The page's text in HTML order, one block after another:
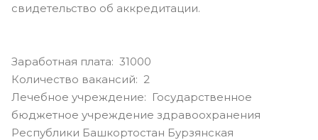
свидетельство об аккредитации.
Заработная плата: 31000
Количество вакансий: 2
Лечебное учреждение: Государственное
бюджетное учреждение здравоохранения
Республики Башкортостан Бурзянская